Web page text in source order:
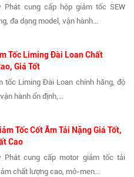
Phát cung cấp hộp giảm tốc SEW
đa dạng model, vận hành...
Tốc Liming Đài Loan Chất
Giá Tốt
tốc Liming Đài Loan chính hãng, độ
hành ổn định,...
Tốc Cốt Âm Tải Nặng Giá Tốt,
Cao
Phát cung cấp motor giảm tốc tải
chất lượng cao, mô-men...